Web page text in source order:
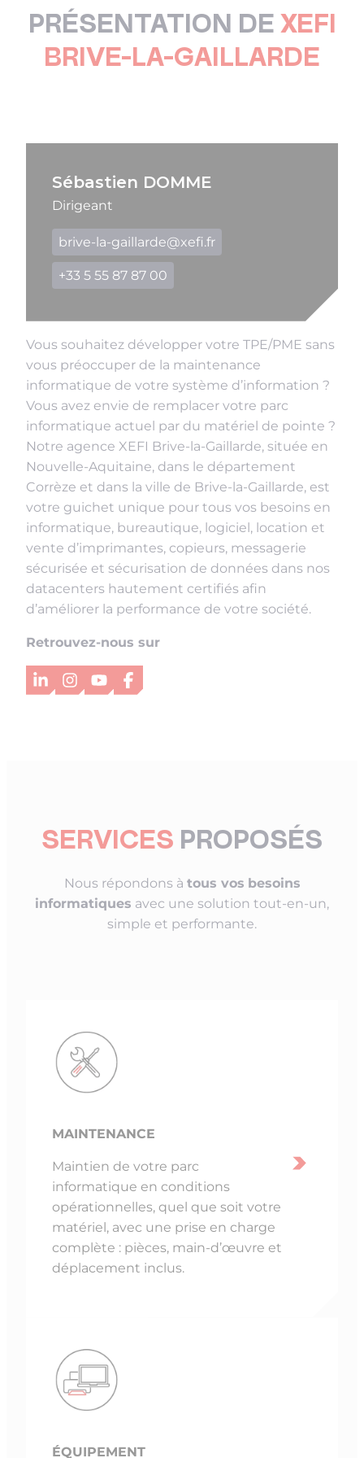
PRÉSENTATION DEXEFI
BRIVE-LA-GAILLARDE
Sébastien DOMME
Dirigeant
brive-la-gaillarde@xefi.fr
+33 5 55 87 87 00
Vous souhaitez développer votre TPE/PME sans
vous préoccuper de la maintenance
informatique de votre système d’information ?
Vous avez envie de remplacer votre parc
informatique actuel par du matériel de pointe ?
Notre agence XEFI Brive-la-Gaillarde, située en
Nouvelle-Aquitaine, dans le département
Corrèze et dans la ville de Brive-la-Gaillarde, est
votre guichet unique pour tous vos besoins en
informatique, bureautique, logiciel, location et
vente d’imprimantes, copieurs, messagerie
sécurisée et sécurisation de données dans nos
datacenters hautement certifiés afin
d’améliorer la performance de votre société.
Retrouvez-nous sur
LinkedInInstagram
YouTubeFacebook
SERVICESPROPOSÉS
Nous répondons à tous vos besoins
informatiques avec une solution tout-en-un,
simple et performante.
MAINTENANCE
Maintien de votre parc
informatique en conditions
opérationnelles, quel que soit votre
matériel, avec une prise en charge
complète : pièces, main-d’œuvre et
déplacement inclus.
ÉQUIPEMENT